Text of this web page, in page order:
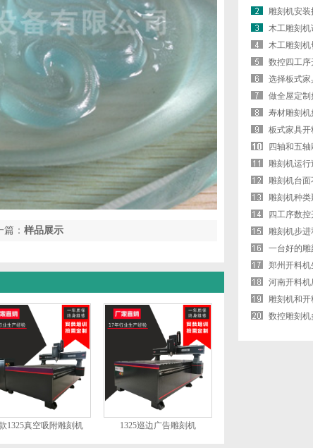
篇： 样品展示
1325真空吸附雕刻机 1325巡边广告雕刻机
雕刻机安
木工雕刻机
木工雕刻
如何处理？
数控四工序
切换？
选择板式
些？
做全屋定
寿材雕刻机
板式家具开
四轴和五
雕刻机运行
雕刻机台面
雕刻机种类
四工序数
料机好
雕刻机步进
一台好的雕
郑州开料机
河南开料
雕刻机和开
数控雕刻机